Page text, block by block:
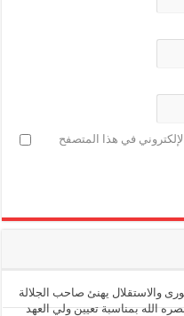
في هذا المتصفح
والاستقلال يهنئ صاحب الجلالة
الله بمناسبة تعيين ولي العهد